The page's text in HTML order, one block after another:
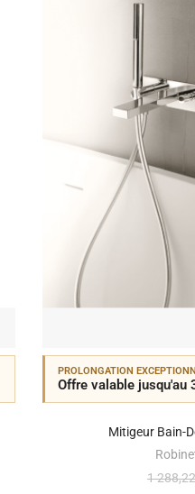
PROLONGATION
Offre valable jusqu'au
Mitigeur Bain-
1